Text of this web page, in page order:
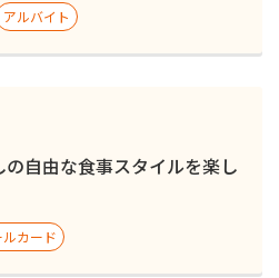
アルバイト
の自由な食事スタイルを楽し
ルカード